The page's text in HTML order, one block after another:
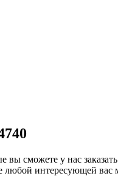
вы сможете у нас
интересующей